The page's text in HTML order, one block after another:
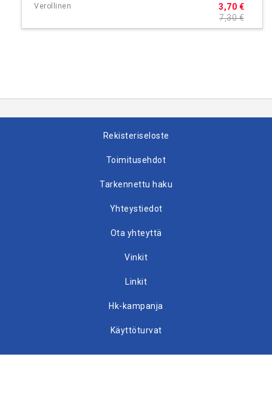
3,70 €
7,30 €
Rekisteriseloste
Toimitusehdot
Tarkennettu haku
Yhteystiedot
Ota yhteyttä
Vinkit
Linkit
Hk-kampanja
Käyttöturvat